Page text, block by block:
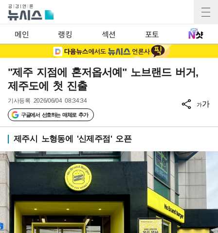
메인 랭킹 섹션 포토
"제주 지점에 혼저옵서예" 노브랜드 버거,
제주도에 첫 진출
기사등록 2026/06/04 08:34:34
구글에서 선호하는 매체로 추가
가가
제주시 노형동에 '신제주점' 오픈